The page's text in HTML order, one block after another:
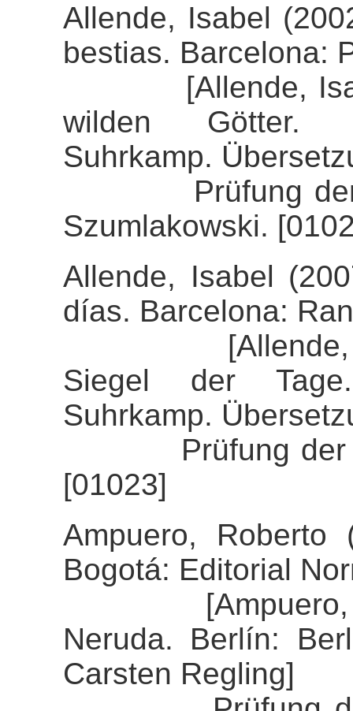
Allende, Isabel
bestias. Barcelona:
[Allende,
wilden Götter.
Suhrkamp.
Prüfung der
Szumlakowski.
Allende, Isabel
días. Barcelona:
[Allende,
Siegel der
Suhrkamp.
Prüfung der
[01023]
Ampuero,
Bogotá: Editorial
[Ampuero,
Neruda. Berlín:
Carsten Regling]